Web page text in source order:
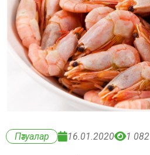
Пәтуалар 16.01.2020 1 082